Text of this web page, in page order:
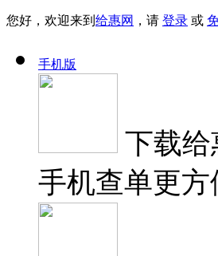
您好，欢迎来到 给惠网 ，请 登录 或
手机版
下载给
手机查单更方